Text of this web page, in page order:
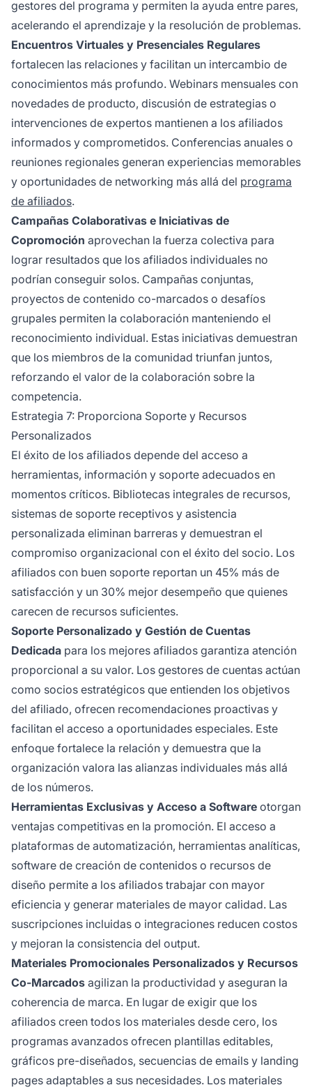
gestores del programa y permiten la ayuda entre pares,
acelerando el aprendizaje y la resolución de problemas.
Encuentros Virtuales y Presenciales Regulares
fortalecen las relaciones y facilitan un intercambio de
conocimientos más profundo. Webinars mensuales con
novedades de producto, discusión de estrategias o
intervenciones de expertos mantienen a los afiliados
informados y comprometidos. Conferencias anuales o
reuniones regionales generan experiencias memorables
y oportunidades de networking más allá del programa
de afiliados.
Campañas Colaborativas e Iniciativas de
Copromoción aprovechan la fuerza colectiva para
lograr resultados que los afiliados individuales no
podrían conseguir solos. Campañas conjuntas,
proyectos de contenido co-marcados o desafíos
grupales permiten la colaboración manteniendo el
reconocimiento individual. Estas iniciativas demuestran
que los miembros de la comunidad triunfan juntos,
reforzando el valor de la colaboración sobre la
competencia.
Estrategia 7: Proporciona Soporte y Recursos
Personalizados
El éxito de los afiliados depende del acceso a
herramientas, información y soporte adecuados en
momentos críticos. Bibliotecas integrales de recursos,
sistemas de soporte receptivos y asistencia
personalizada eliminan barreras y demuestran el
compromiso organizacional con el éxito del socio. Los
afiliados con buen soporte reportan un 45% más de
satisfacción y un 30% mejor desempeño que quienes
carecen de recursos suficientes.
Soporte Personalizado y Gestión de Cuentas
Dedicada para los mejores afiliados garantiza atención
proporcional a su valor. Los gestores de cuentas actúan
como socios estratégicos que entienden los objetivos
del afiliado, ofrecen recomendaciones proactivas y
facilitan el acceso a oportunidades especiales. Este
enfoque fortalece la relación y demuestra que la
organización valora las alianzas individuales más allá
de los números.
Herramientas Exclusivas y Acceso a Software otorgan
ventajas competitivas en la promoción. El acceso a
plataformas de automatización, herramientas analíticas,
software de creación de contenidos o recursos de
diseño permite a los afiliados trabajar con mayor
eficiencia y generar materiales de mayor calidad. Las
suscripciones incluidas o integraciones reducen costos
y mejoran la consistencia del output.
Materiales Promocionales Personalizados y Recursos
Co-Marcados agilizan la productividad y aseguran la
coherencia de marca. En lugar de exigir que los
afiliados creen todos los materiales desde cero, los
programas avanzados ofrecen plantillas editables,
gráficos pre-diseñados, secuencias de emails y landing
pages adaptables a sus necesidades. Los materiales